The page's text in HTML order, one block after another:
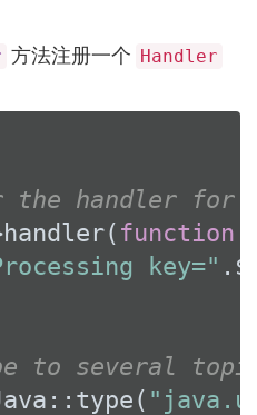
方法注册一个 Handler
handler for
function
key="
to several